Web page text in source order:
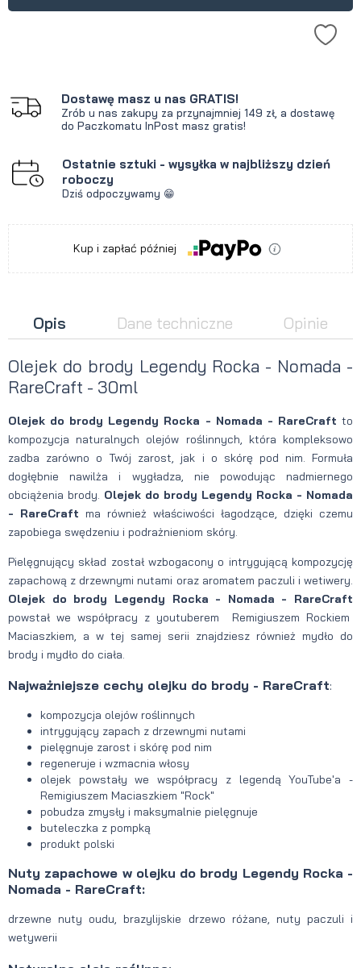
Dostawę masz u nas GRATIS!
Zrób u nas zakupy za przynajmniej 149 zł, a dostawę
do Paczkomatu InPost masz gratis!
Ostatnie sztuki - wysyłka w najbliższy dzień
roboczy
Dziś odpoczywamy 😁
Kup i zapłać później
Opis Dane techniczne Opinie
Olejek do brody Legendy Rocka - Nomada -
RareCraft - 30ml
Olejek do brody Legendy Rocka - Nomada - RareCraft to
kompozycja naturalnych olejów roślinnych, która kompleksowo
zadba zarówno o Twój zarost, jak i o skórę pod nim. Formuła
dogłębnie nawilża i wygładza, nie powodując nadmiernego
obciążenia brody. Olejek do brody Legendy Rocka - Nomada
- RareCraft ma również właściwości łagodzące, dzięki czemu
zapobiega swędzeniu i podrażnieniom skóry.
Pielęgnujący skład został wzbogacony o intrygującą kompozycję
zapachową z drzewnymi nutami oraz aromatem paczuli i wetiwery.
Olejek do brody Legendy Rocka - Nomada - RareCraft
powstał we współpracy z youtuberem Remigiuszem Rockiem
Maciaszkiem, a w tej samej serii znajdziesz również mydło do
brody i mydło do ciała.
Najważniejsze cechy olejku do brody - RareCraft:
kompozycja olejów roślinnych
intrygujący zapach z drzewnymi nutami
pielęgnuje zarost i skórę pod nim
regeneruje i wzmacnia włosy
olejek powstały we współpracy z legendą YouTube'a -
Remigiuszem Maciaszkiem "Rock"
pobudza zmysły i maksymalnie pielęgnuje
buteleczka z pompką
produkt polski
Nuty zapachowe w olejku do brody Legendy Rocka -
Nomada - RareCraft:
drzewne nuty oudu, brazylijskie drzewo różane, nuty paczuli i
wetywerii